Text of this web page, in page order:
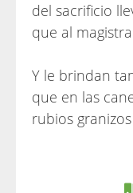
del sacrificio
que al
Y le brindan
que en las
rubios